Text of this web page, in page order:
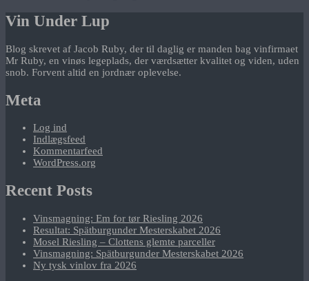
Vin Under Lup
Blog skrevet af Jacob Ruby, der til daglig er manden bag vinfirmaet
Mr Ruby, en vinøs legeplads, der værdsætter kvalitet og viden, uden
snob. Forvent altid en jordnær oplevelse.
Meta
Log ind
Indlægsfeed
Kommentarfeed
WordPress.org
Recent Posts
Vinsmagning: Em for tør Riesling 2026
Resultat: Spätburgunder Mesterskabet 2026
Mosel Riesling – Clottens glemte parceller
Vinsmagning: Spätburgunder Mesterskabet 2026
Ny tysk vinlov fra 2026